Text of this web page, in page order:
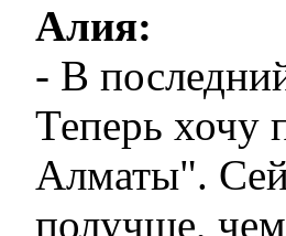
Алия:
- В
Теперь хочу
Алматы".
получше,